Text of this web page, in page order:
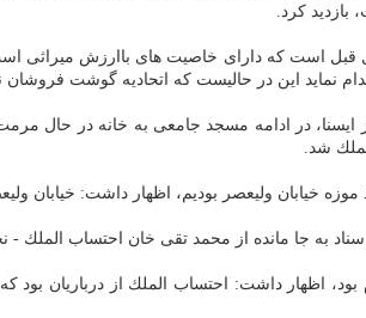
كرد.
اشاره به اینكه این خانه متعلق به ۱۵۰ سال قبل است كه
نماید این در حالیست كه اتحادیه گوشت
در ادامه مسجد جامعی به خانه در حال
موزه خیابان ولیعصر بودیم، اظهار داشت: خیابان
به جا مانده از محمد تقی خان احتساب الملك -